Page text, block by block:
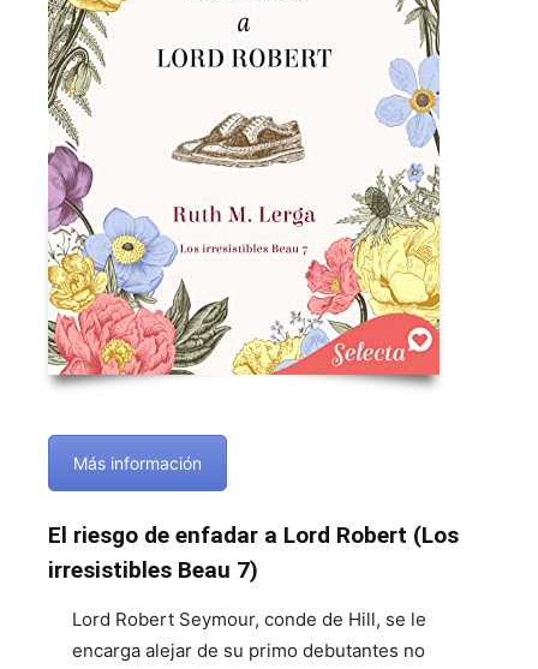
Más información
El riesgo de enfadar a Lord Robert (Los
irresistibles Beau 7)
Lord Robert Seymour, conde de Hill, se le
encarga alejar de su primo debutantes no